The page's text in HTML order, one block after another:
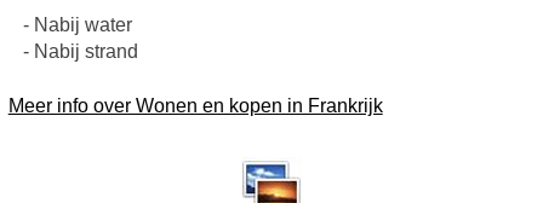
- Nabij water
- Nabij strand
Meer info over Wonen en kopen in Frankrijk